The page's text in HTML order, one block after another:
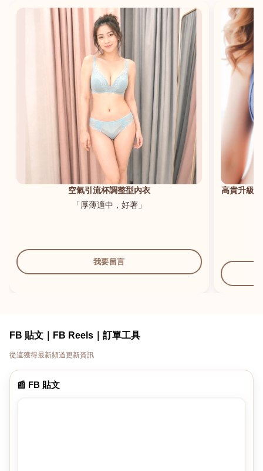
空氣引流杯調整型內衣
「厚薄適中，好著」
我要留言
高貴升級
FB 貼文｜FB Reels｜訂單工具
從這獲得最新頻道更新資訊
📰 FB 貼文
港澳中文
English